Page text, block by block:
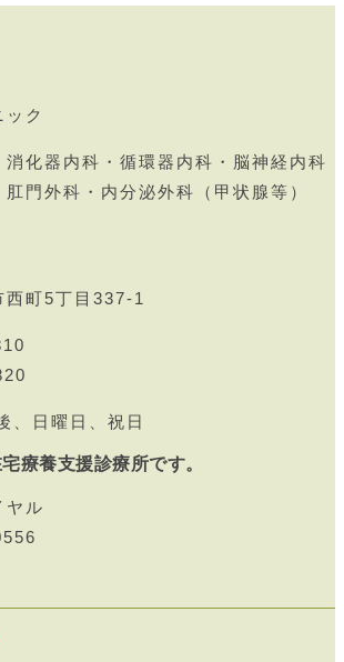
ク
消化器内科・循環器内科・脳神経内科
門外科・内分泌外科（甲状腺等）
西町5丁目337-1
、日曜日、祝日
療養支援診療所です。
ヤル